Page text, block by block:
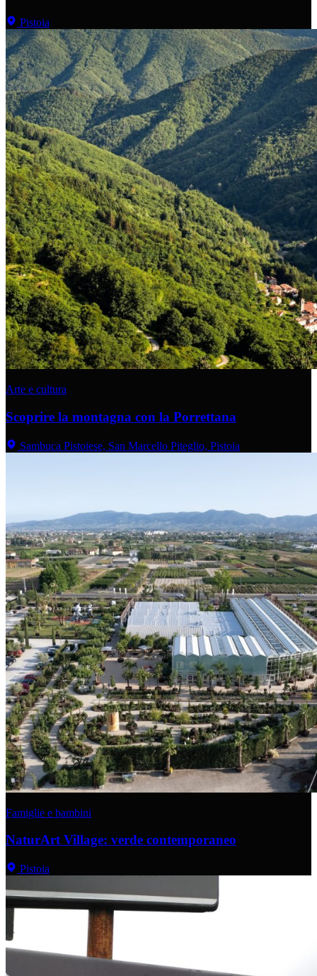
Pistoia
Arte e cultura
Scoprire la montagna con la Porrettana
Sambuca Pistoiese, San Marcello Piteglio, Pistoia
Famiglie e bambini
NaturArt Village: verde contemporaneo
Pistoia